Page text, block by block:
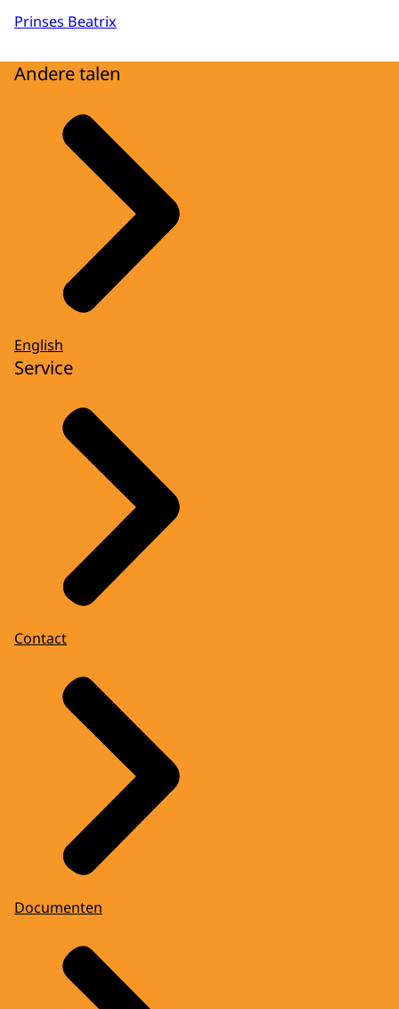
Prinses Beatrix
Andere talen
English
Service
Contact
Documenten